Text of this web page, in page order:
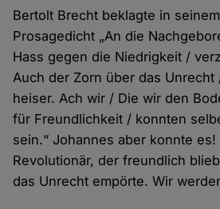
Bertolt Brecht beklagte in
Prosagedicht „An die
Hass gegen die Niedrigkeit /
Auch der Zorn über das Unrecht
heiser. Ach wir / Die wir den
für Freundlichkeit / konnten
sein.“ Johannes aber konnte
Revolutionär, der freundlich
das Unrecht empörte. Wir